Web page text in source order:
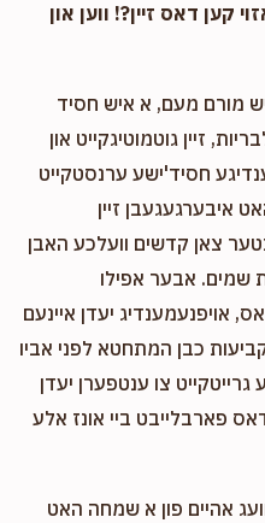
קען דאס זיין?! ווען און
מורם מעם, א איש חסיד
זיין גוטמוטיגקייט און
חסיד'ישע ערנסטקייט
איבערגעגעבן זיין
צאן קדשים וועלכע האבן
שמים. אבער אפילו
אויפנעמענדיג יעדן איינעם
כבן המתחטא לפני אביו
גרייטקייט צו ענטפערן יעדן
פארבלייבט ביי אונז אלע
אהיים פון א שמחה האט